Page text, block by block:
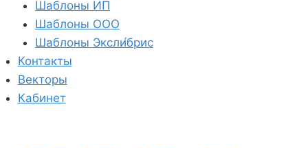
Шаблоны ИП
Шаблоны ООО
Шаблоны Эксли́брис
Контакты
Векторы
Кабинет